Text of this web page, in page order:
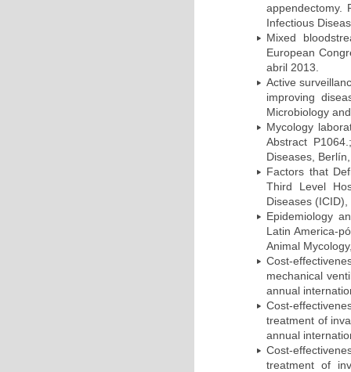
appendectomy.
Infectious
Mixed
European
abril 2013.
Active
improving
Microbiology
Mycology
Abstract
Diseases,
Factors that
Third Level
Diseases
Epidemiology
Latin America-
Animal
Cost-
mechanical
annual
Cost-
treatment of
annual
Cost-
treatment of